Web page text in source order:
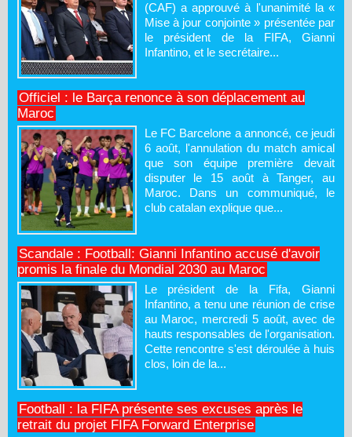
(CAF) a approuvé à l'unanimité la «
Mise à jour conjointe » présentée par
le président de la FIFA, Gianni
Infantino, et le secrétaire...
Officiel : le Barça renonce à son déplacement au
Maroc
Le FC Barcelone a annoncé, ce jeudi
6 août, l'annulation du match amical
que son équipe première devait
disputer le 15 août à Tanger, au
Maroc. Dans un communiqué, le
club catalan explique que...
Scandale : Football: Gianni Infantino accusé d'avoir
promis la finale du Mondial 2030 au Maroc
Le président de la Fifa, Gianni
Infantino, a tenu une réunion de crise
au Maroc, mercredi 5 août, avec de
hauts responsables de l'organisation.
Cette rencontre s'est déroulée à huis
clos, loin de la...
Football : la FIFA présente ses excuses après le
retrait du projet FIFA Forward Enterprise